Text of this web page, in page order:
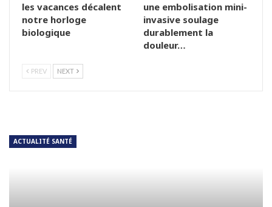
les vacances décalent
notre horloge
biologique
une embolisation mini-
invasive soulage
durablement la
douleur…
PREV NEXT
ACTUALITÉ SANTÉ